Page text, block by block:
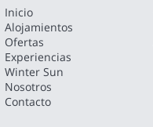
Inicio
Alojamientos
Ofertas
Experiencias
Winter Sun
Nosotros
Contacto